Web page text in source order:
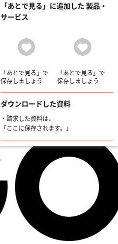
「あとで見る」に追加した 製品・
サービス
「あとで見る」で
保存しましょう
「あとで見る」で
保存しましょう
ダウンロードした資料
・ 請求した資料は、
「ここに保存されます。」